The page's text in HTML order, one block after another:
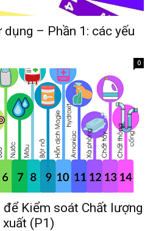
– Phần 1: các yếu
0
để Kiểm soát Chất lượng
(P1)